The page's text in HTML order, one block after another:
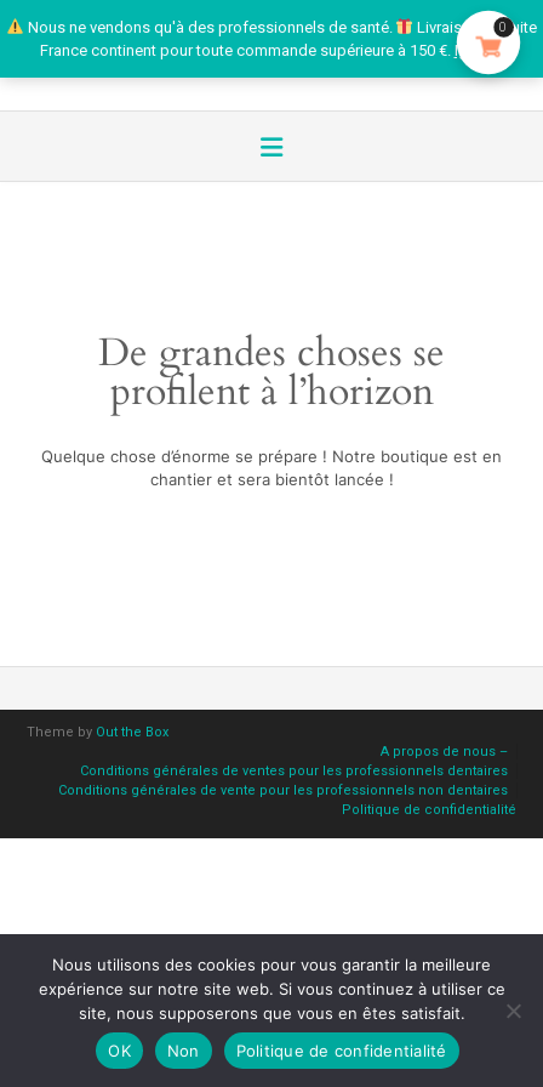
Nous ne vendons qu'à des professionnels de santé.
Livraison gratuite
France continent pour toute commande supérieure à 150 €. Ignorer
De grandes choses se
profilent à l’horizon
Quelque chose d’énorme se prépare ! Notre boutique est en
chantier et sera bientôt lancée !
Theme by Out the Box
A propos de nous –
Conditions générales de ventes pour les professionnels dentaires
Conditions générales de vente pour les professionnels non dentaires
Politique de confidentialité
0
Nous utilisons des cookies pour vous garantir la meilleure
expérience sur notre site web. Si vous continuez à utiliser ce
site, nous supposerons que vous en êtes satisfait.
OK
Non Politique de confidentialité